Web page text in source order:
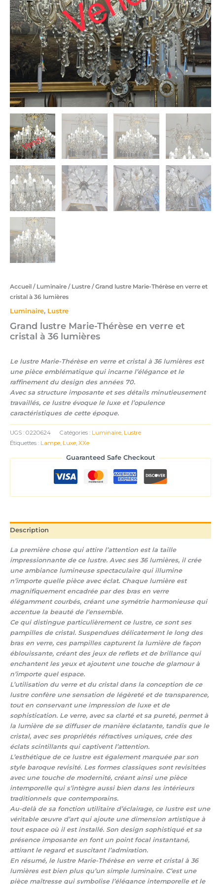
Accueil / Luminaire / Lustre / Grand lustre Marie-Thérèse en verre et
cristal à 36 lumières
Luminaire, Lustre
Grand lustre Marie-Thérèse en verre et
cristal à 36 lumières
Le lustre Marie-Thérèse en verre et cristal à 36 lumières est
une pièce emblématique qui incarne l’élégance et le
raffinement du design des années 70.
Avec sa structure imposante et ses détails minutieusement
travaillés, ce lustre évoque le luxe et l’opulence
caractéristiques de cette époque.
UGS : 0220624 Catégories : Luminaire, Lustre
Étiquettes : Lampe, Luxe, XXe
Guaranteed Safe Checkout
Description
La première chose qui attire l’attention est la taille
impressionnante de ce lustre. Avec ses 36 lumières, il crée
une ambiance lumineuse spectaculaire qui illumine
n’importe quelle pièce avec éclat. Chaque lumière est
magnifiquement encadrée par des bras en verre
élégamment courbés, créant une symétrie harmonieuse qui
accentue la beauté de l’ensemble.
Ce qui distingue particulièrement ce lustre, ce sont ses
pampilles de cristal. Suspendues délicatement le long des
bras en verre, ces pampilles capturent la lumière de façon
éblouissante, créant des jeux de reflets et de brillance qui
enchantent les yeux et ajoutent une touche de glamour à
n’importe quel espace.
L’utilisation du verre et du cristal dans la conception de ce
lustre confère une sensation de légèreté et de transparence,
tout en conservant une impression de luxe et de
sophistication. Le verre, avec sa clarté et sa pureté, permet à
la lumière de se diffuser de manière éclatante, tandis que le
cristal, avec ses propriétés réfractives uniques, crée des
éclats scintillants qui captivent l’attention.
L’esthétique de ce lustre est également marquée par son
style baroque revisité. Les formes classiques sont revisitées
avec une touche de modernité, créant ainsi une pièce
intemporelle qui s’intègre aussi bien dans les intérieurs
traditionnels que contemporains.
Au-delà de sa fonction utilitaire d’éclairage, ce lustre est une
véritable œuvre d’art qui ajoute une dimension artistique à
tout espace où il est installé. Son design sophistiqué et sa
présence imposante en font un point focal instantané,
attirant le regard et suscitant l’admiration.
En résumé, le lustre Marie-Thérèse en verre et cristal à 36
lumières est bien plus qu’un simple luminaire. C’est une
pièce maîtresse qui symbolise l’élégance intemporelle et le